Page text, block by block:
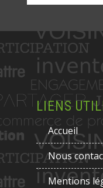
LIENS
Accueil
Nous
Mentions